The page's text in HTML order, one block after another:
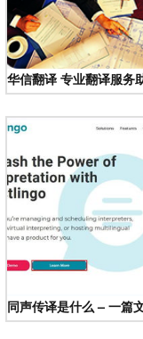
Can
华信翻译 专业翻译服务
同声传译是什么 – 一篇